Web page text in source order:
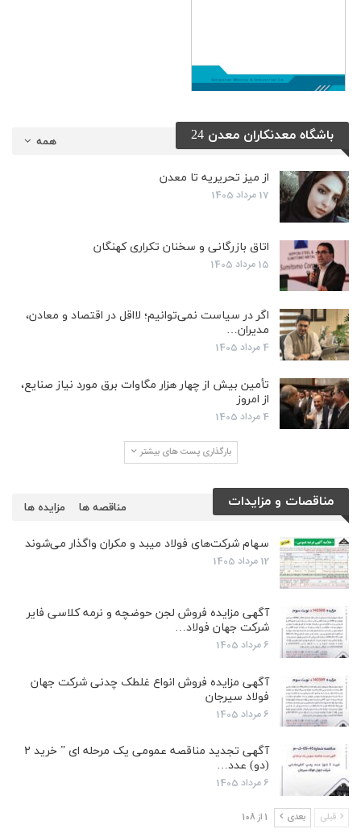
همه باشگاه معدنکاران معدن 24
از میز تحریریه تا معدن
17 مرداد 1405
اتاق بازرگانی و سخنان تکراری کهنگان
15 مرداد 1405
اگر در سیاست نمی‌توانیم؛ لااقل در اقتصاد و معادن،
مدیران…
4 مرداد 1405
تأمین بیش از چهار هزار مگاوات برق مورد نیاز صنایع،
از امروز
4 مرداد 1405
بارگذاری پست های بیشتر
مناقصات و مزایدات مزایده ها مناقصه ها
سهام شرکت‌های فولاد میبد و مکران واگذار می‌شوند
12 مرداد 1405
آگهی مزایده فروش لجن حوضچه و نرمه کلاسی فایر
شرکت جهان فولاد…
6 مرداد 1405
آگهی مزایده فروش انواع غلطک چدنی شرکت جهان
فولاد سیرجان
6 مرداد 1405
آگهی تجدید مناقصه عمومی یک مرحله ای ” خرید ۲
(دو) عدد…
6 مرداد 1405
قبلی بعدی 1 از 108